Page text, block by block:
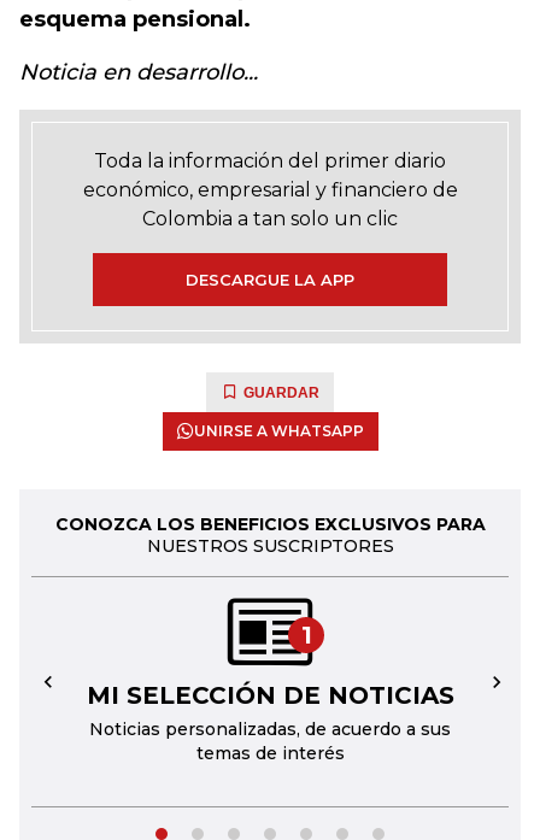
esquema pensional.
Noticia en desarrollo...
Toda la información del primer diario
económico, empresarial y financiero de
Colombia a tan solo un clic
DESCARGUE LA APP
GUARDAR
UNIRSE A WHATSAPP
CONOZCA LOS BENEFICIOS EXCLUSIVOS PARA
NUESTROS SUSCRIPTORES
1
MI SELECCIÓN DE NOTICIAS
Noticias personalizadas, de acuerdo a sus
temas de interés
← →